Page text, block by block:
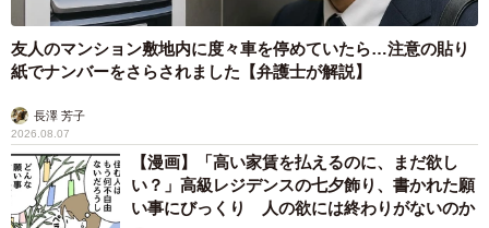
友人のマンション敷地内に度々車を停めていたら…注意の貼り
紙でナンバーをさらされました【弁護士が解説】
長澤 芳子
2026.08.07
【漫画】「高い家賃を払えるのに、まだ欲し
い？」高級レジデンスの七夕飾り、書かれた願
い事にびっくり 人の欲には終わりがないのか